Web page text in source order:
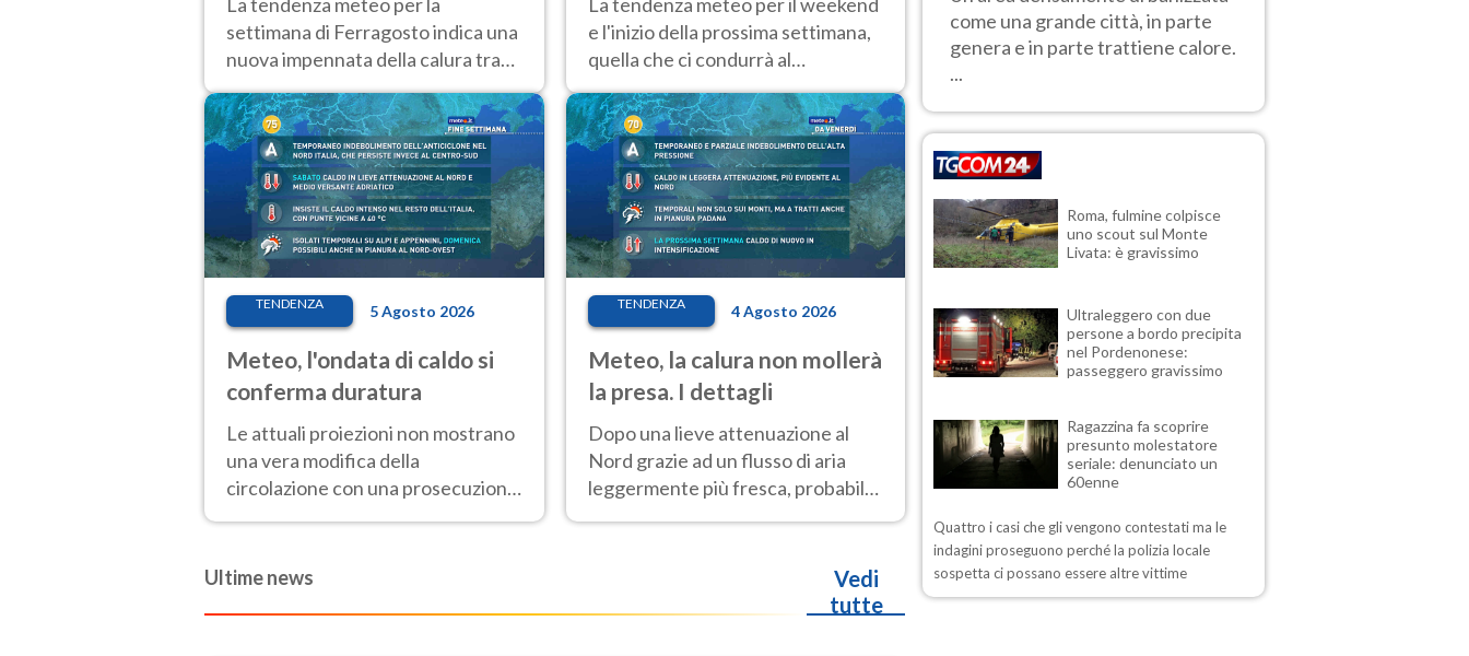
temporale
settimana di Ferragosto indica una
nuova impennata della calura tra
11 e 14 agosto, con nuovi rialzi
anche al Nord.
e l'inizio della prossima settimana,
quella che ci condurrà al
Ferragosto, vede ancora
temperature molto elevate
TENDENZA 5 Agosto 2026
Meteo, l'ondata di caldo si
conferma duratura
Le attuali proiezioni non mostrano
una vera modifica della
circolazione con una prosecuzione
Ferragosto
TENDENZA 4 Agosto 2026
Meteo, la calura non mollerà
la presa. I dettagli
Dopo una lieve attenuazione al
Nord grazie ad un flusso di aria
leggermente più fresca, probabile
Ultime news
Vedi
tutte
come una grande città, in parte
genera e in parte trattiene calore.
...
Roma, fulmine colpisce
uno scout sul Monte
Livata: è gravissimo
Ultraleggero con due
persone a bordo precipita
nel Pordenonese:
passeggero gravissimo
Ragazzina fa scoprire
presunto molestatore
seriale: denunciato un
60enne
Quattro i casi che gli vengono contestati ma le
indagini proseguono perché la polizia locale
sospetta ci possano essere altre vittime